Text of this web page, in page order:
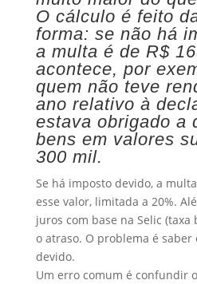
O cálculo é feito
forma: se não há
a multa é de R$
acontece, por
quem não teve
ano relativo à
estava obrigado a
bens em valores
300 mil.
Se há imposto devido, a
esse valor, limitada a 20%.
juros com base na Selic
o atraso. O problema é saber
devido.
Um erro comum é confundir